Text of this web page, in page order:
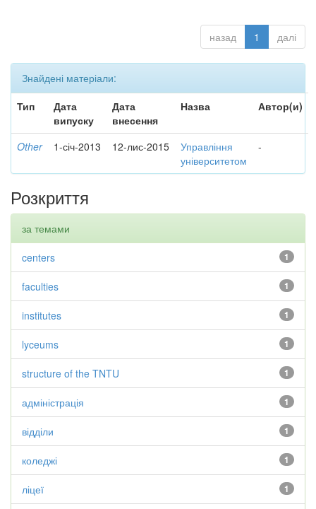
назад 1 далі
Знайдені матеріали:
Тип
Дата
випуску
Дата
внесення
Назва Автор(и)
Other 1-січ-2013 12-лис-2015
Управління
університетом
-
Розкриття
за темами
1
centers
1
faculties
1
institutes
1
lyceums
1
structure of the TNTU
1
адміністрація
1
відділи
1
коледжі
1
ліцеї